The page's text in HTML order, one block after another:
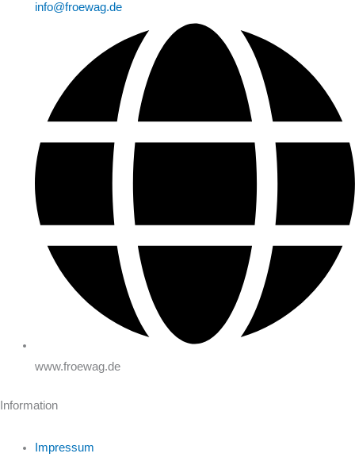
info@froewag.de
www.froewag.de
Information
Impressum